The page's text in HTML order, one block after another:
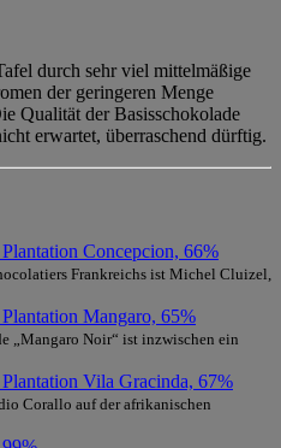
durch sehr viel mittelmäßige
der geringeren Menge
Qualität der Basisschokolade
erwartet, überraschend dürftig.
Concepcion, 66%
Frankreichs ist Michel Cluizel,
Mangaro, 65%
„Mangaro Noir“ ist inzwischen ein
Vila Gracinda, 67%
Corallo auf der afrikanischen